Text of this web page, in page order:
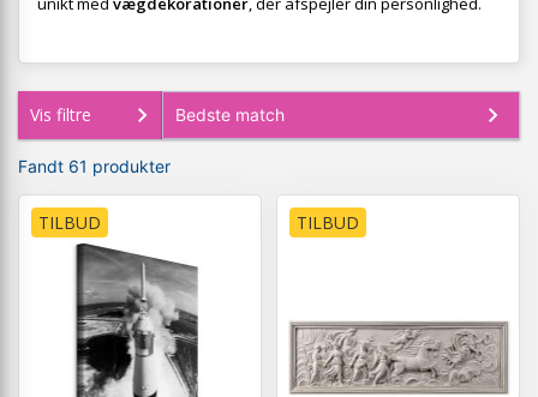
Vis filtre
Fandt 61 produkter
TILBUD TILBUD